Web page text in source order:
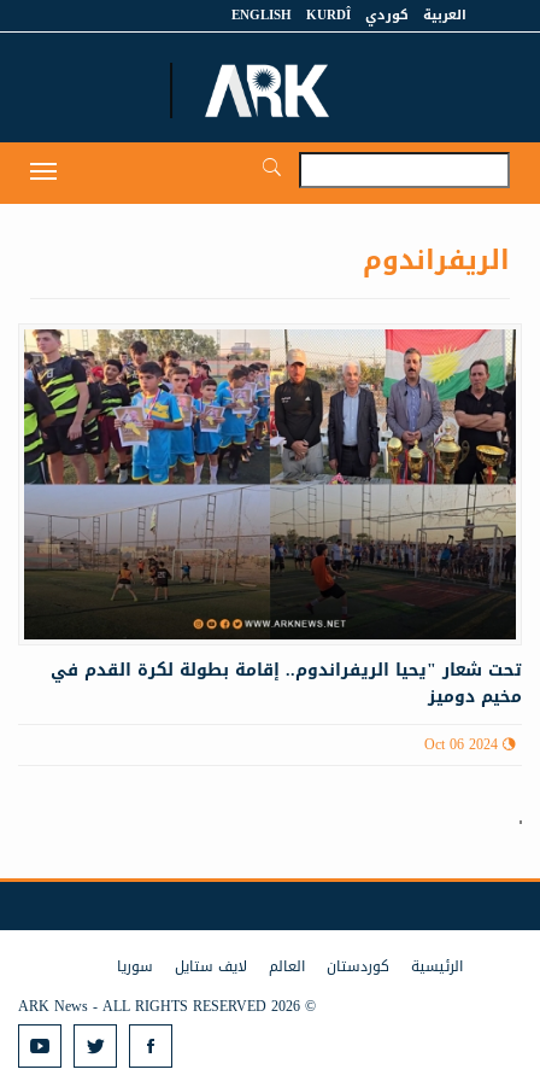
العربية كوردي KURDÎ
ENGLISH
الريفراندوم
تحت شعار "يحيا الريفراندوم.. إقامة بطولة لكرة القدم في
مخيم دوميز
Oct 06 2024
الرئيسية كوردستان العالم لايف ستايل
سوريا
© 2026 ARK News - ALL RIGHTS RESERVED